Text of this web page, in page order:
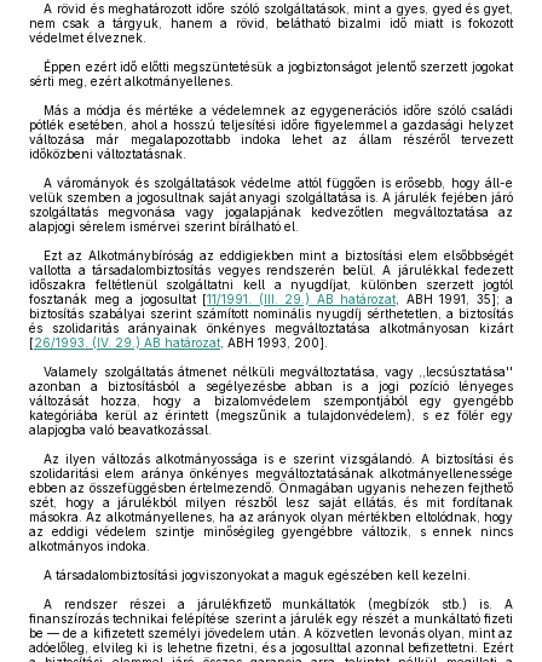
A rövid és meghatározott időre szóló szolgáltatások, mint a gyes, gyed és gyet,
nem csak a tárgyuk, hanem a rövid, belátható bizalmi idő miatt is fokozott
védelmet élveznek.
Éppen ezért idő előtti megszüntetésük a jogbiztonságot jelentő szerzett jogokat
sérti meg, ezért alkotmányellenes.
Más a módja és mértéke a védelemnek az egygenerációs időre szóló családi
pótlék esetében, ahol a hosszú teljesítési időre figyelemmel a gazdasági helyzet
változása már megalapozottabb indoka lehet az állam részéről tervezett
időközbeni változtatásnak.
A várományok és szolgáltatások védelme attól függően is erősebb, hogy áll-e
velük szemben a jogosultnak saját anyagi szolgáltatása is. A járulék fejében járó
szolgáltatás megvonása vagy jogalapjának kedvezőtlen megváltoztatása az
alapjogi sérelem ismérvei szerint bírálható el.
Ezt az Alkotmánybíróság az eddigiekben mint a biztosítási elem elsőbbségét
vallotta a társadalombiztosítás vegyes rendszerén belül. A járulékkal fedezett
időszakra feltétlenül szolgáltatni kell a nyugdíjat, különben szerzett jogtól
fosztanák meg a jogosultat [11/1991. (III. 29.) AB határozat , ABH 1991, 35]; a
biztosítás szabályai szerint számított nominális nyugdíj sérthetetlen, a biztosítás
és szolidaritás arányainak önkényes megváltoztatása alkotmányosan kizárt
[26/1993. (IV. 29.) AB határozat , ABH 1993, 200].
Valamely szolgáltatás átmenet nélküli megváltoztatása, vagy ,,lecsúsztatása''
azonban a biztosításból a segélyezésbe abban is a jogi pozíció lényeges
változását hozza, hogy a bizalomvédelem szempontjából egy gyengébb
kategóriába kerül az érintett (megszűnik a tulajdonvédelem), s ez fölér egy
alapjogba való beavatkozással.
Az ilyen változás alkotmányossága is e szerint vizsgálandó. A biztosítási és
szolidaritási elem aránya önkényes megváltoztatásának alkotmányellenessége
ebben az összefüggésben értelmezendő. Önmagában ugyanis nehezen fejthető
szét, hogy a járulékból milyen részből lesz saját ellátás, és mit fordítanak
másokra. Az alkotmányellenes, ha az arányok olyan mértékben eltolódnak, hogy
az eddigi védelem szintje minőségileg gyengébbre változik, s ennek nincs
alkotmányos indoka.
A társadalombiztosítási jogviszonyokat a maguk egészében kell kezelni.
A rendszer részei a járulékfizető munkáltatók (megbízók stb.) is. A
finanszírozás technikai felépítése szerint a járulék egy részét a munkáltató fizeti
be — de a kifizetett személyi jövedelem után. A közvetlen levonás olyan, mint az
adóelőleg, elvileg ki is lehetne fizetni, és a jogosulttal azonnal befizettetni. Ezért